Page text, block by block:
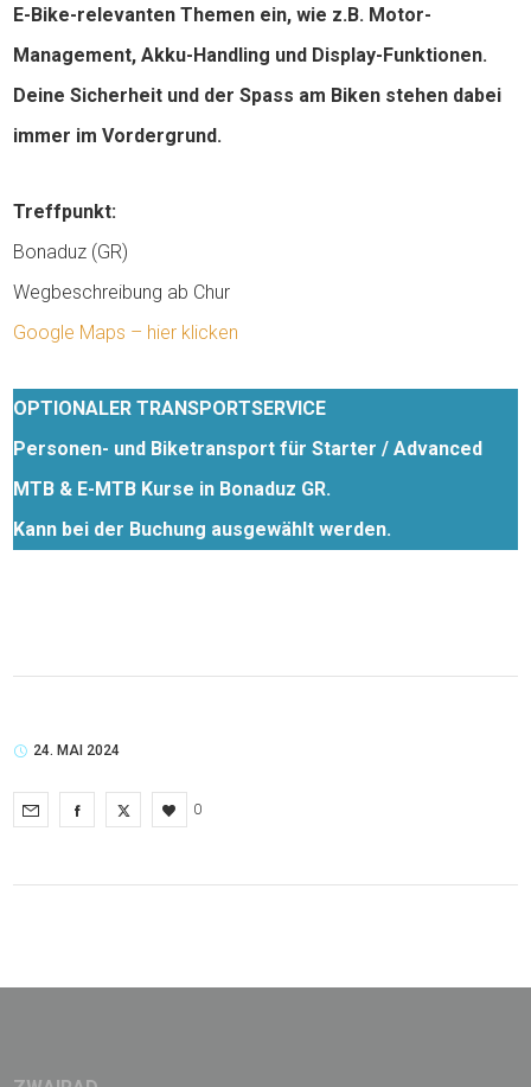
E-Bike-relevanten Themen ein, wie z.B. Motor-
Management, Akku-Handling und Display-Funktionen.
Deine Sicherheit und der Spass am Biken stehen dabei
immer im Vordergrund.
Treffpunkt:
Bonaduz (GR)
Wegbeschreibung ab Chur
Google Maps – hier klicken
OPTIONALER TRANSPORTSERVICE
Personen- und Biketransport für Starter / Advanced
MTB & E-MTB Kurse in Bonaduz GR.
Kann bei der Buchung ausgewählt werden.
24. MAI 2024
0